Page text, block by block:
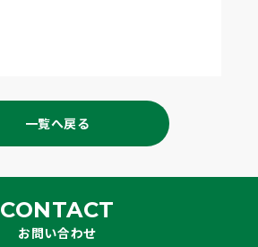
一覧へ戻る
CONTACT
お問い合わせ